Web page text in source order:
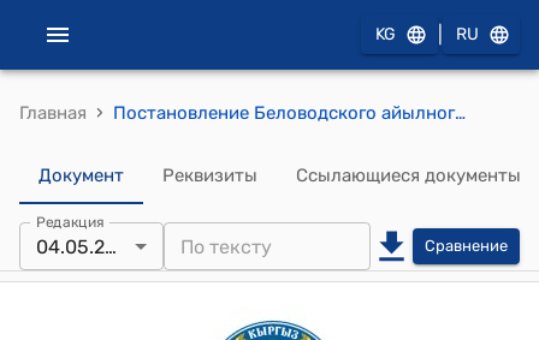
KG RU
Главная › Постановление Беловодского айылного кенеша от 04 мая 2023 года № 128 "Об изменении целевого назначения земельного участка"
Документ Реквизиты Ссылающиеся документы
Редакция
04.05.2023 Сравнение